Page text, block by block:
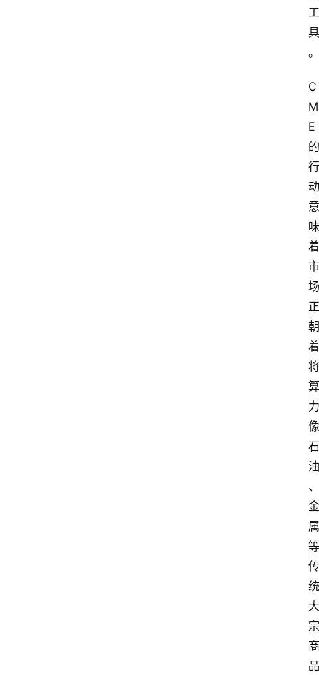
工
具
。
C
M
E
的
行
动
意
味
着
市
场
正
朝
着
将
算
力
像
石
油
、
金
属
等
传
统
大
宗
商
品